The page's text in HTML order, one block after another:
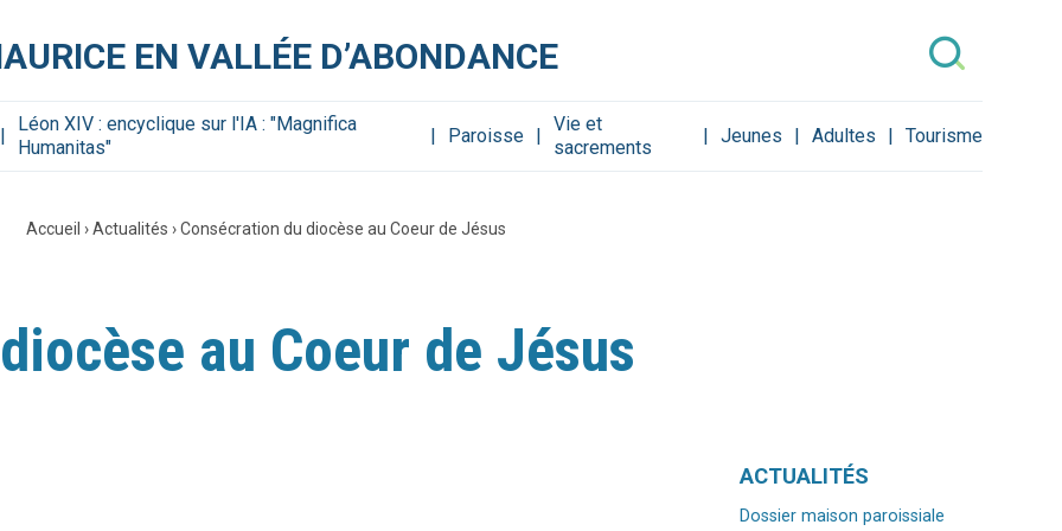
EN VALLÉE D’ABONDANCE
Léon XIV : encyclique sur l'IA : "Magnifica
Humanitas"
Paroisse
Vie et
sacrements
Jeunes Adultes Tourisme
Accueil ›Actualités ›Consécration du diocèse au Coeur de Jésus
Navigation
ACTUALITÉS
Dossier maison paroissiale
au Coeur de Jésus